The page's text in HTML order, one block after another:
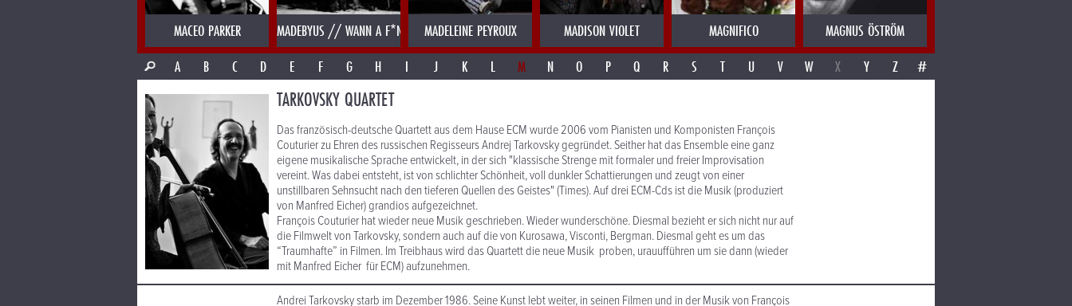
MACEO PARKER MADEBYUS // WANN A F*NK MADELEINE PEYROUX MADISON VIOLET MAGNIFICO MAGNUS ÖSTRÖM
A
B C D E F G H I J K L M N O P Q R S T U V W X Y Z #
TARKOVSKY QUARTET
Das französisch-deutsche Quartett aus dem Hause ECM wurde 2006 vom Pianisten und Komponisten François
Couturier zu Ehren des russischen Regisseurs Andrej Tarkovsky gegründet. Seither hat das Ensemble eine ganz
eigene musikalische Sprache entwickelt, in der sich "klassische Strenge mit formaler und freier Improvisation
vereint. Was dabei entsteht, ist von schlichter Schönheit, voll dunkler Schattierungen und zeugt von einer
unstillbaren Sehnsucht nach den tieferen Quellen des Geistes" (Times). Auf drei ECM-Cds ist die Musik (produziert
von Manfred Eicher) grandios aufgezeichnet.
François Couturier hat wieder neue Musik geschrieben. Wieder wunderschöne. Diesmal bezieht er sich nicht nur auf
die Filmwelt von Tarkovsky, sondern auch auf die von Kurosawa, Visconti, Bergman. Diesmal geht es um das
“Traumhafte” in Filmen. Im Treibhaus wird das Quartett die neue Musik proben, urauufführen um sie dann (wieder
mit Manfred Eicher für ECM) aufzunehmen.
Andrei Tarkovsky starb im Dezember 1986. Seine Kunst lebt weiter, in seinen Filmen und in der Musik von François